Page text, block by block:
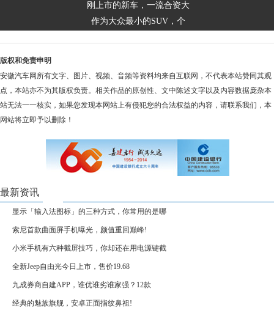
刚上市的新车，一流合资大
作为大众最小的SUV，个
版权和免责申明
安徽汽车网所有文字、图片、视频、音频等资料均来自互联网，不代表本站赞同其观
点，本站亦不为其版权负责。相关作品的原创性、文中陈述文字以及内容数据庞杂本
站无法一一核实，如果您发现本网站上有侵犯您的合法权益的内容，请联系我们，本
网站将立即予以删除！
最新资讯
显示「输入法图标」的三种方式，你常用的是哪
索尼首款曲面屏手机曝光，颜值重回巅峰!
小米手机有六种截屏技巧，你却还在用电源键截
全新Jeep自由光今日上市，售价19.68
九成券商自建APP，谁优谁劣谁家强？12款
经典的魅族旗舰，安卓正面指纹鼻祖!